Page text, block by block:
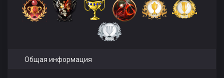
Общая информация